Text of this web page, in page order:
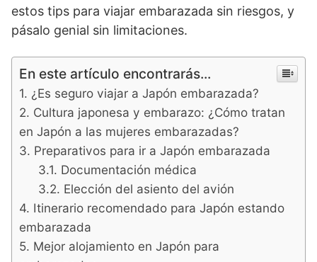
estos tips para viajar embarazada sin riesgos, y
pásalo genial sin limitaciones.
En este artículo encontrarás...
¿Es seguro viajar a Japón embarazada?
Cultura japonesa y embarazo: ¿Cómo tratan
en Japón a las mujeres embarazadas?
Preparativos para ir a Japón embarazada
Documentación médica
Elección del asiento del avión
Itinerario recomendado para Japón estando
embarazada
Mejor alojamiento en Japón para